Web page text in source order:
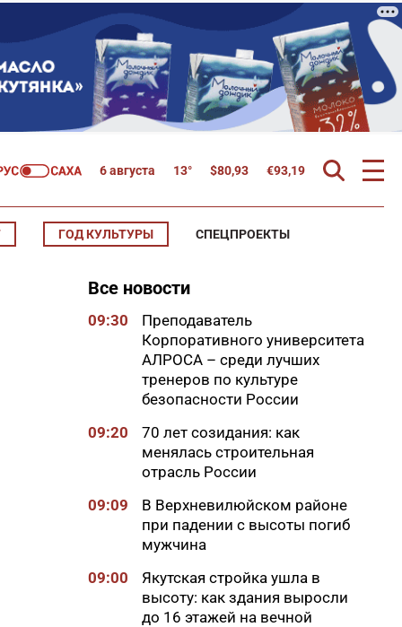
6 августа 13° $80,93 €93,19
ГОД КУЛЬТУРЫ СПЕЦПРОЕКТЫ
Все новости
09:30
Преподаватель
Корпоративного университета
АЛРОСА – среди лучших
тренеров по культуре
безопасности России
09:20
70 лет созидания: как
менялась строительная
отрасль России
09:09
В Верхневилюйском районе
при падении с высоты погиб
мужчина
09:00
Якутская стройка ушла в
высоту: как здания выросли
до 16 этажей на вечной